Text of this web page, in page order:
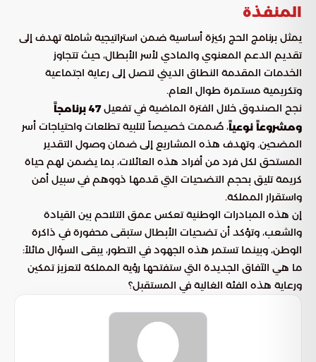
المنفذة
يمثل برنامج الحج ركيزة أساسية ضمن استراتيجية شاملة تهدف إلى
تقديم الدعم المعنوي والمادي لأسر الأبطال، حيث تتجاوز
الخدمات المقدمة النطاق الديني لتصل إلى رعاية اجتماعية
وتكريمية مستمرة طوال العام.
نجح الصندوق خلال الفترة الماضية في تفعيل
47 برنامجاً
ومشروعاً نوعياً، صُممت خصيصاً لتلبية تطلعات واحتياجات أسر
المضحين. وتهدف هذه المشاريع إلى ضمان وصول التقدير
المستحق لكل فرد من أفراد هذه العائلات، بما يضمن لهم حياة
كريمة تليق بحجم التضحيات التي قدمها ذووهم في سبيل أمن
واستقرار المملكة.
إن هذه المبادرات الوطنية تعكس عمق التلاحم بين القيادة
والشعب، وتؤكد أن تضحيات الأبطال ستبقى محفورة في ذاكرة
الوطن، وبينما تستمر هذه الجهود في التطور، يبقى السؤال مائلاً:
ما هي الآفاق الجديدة التي ستفتحها رؤية المملكة لتعزيز تمكين
ورعاية هذه الفئة الغالية في المستقبل؟